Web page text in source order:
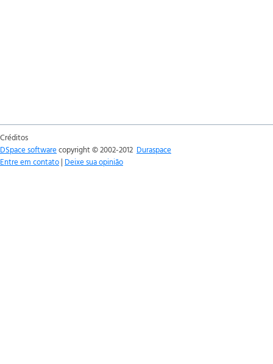
Créditos
DSpace softwarecopyright © 2002-2012 Duraspace
Entre em contato | Deixe sua opinião